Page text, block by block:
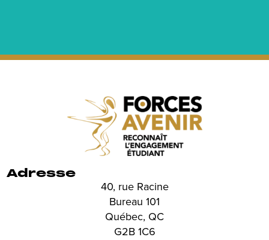
Adresse
40, rue Racine
Bureau 101
Québec, QC
G2B 1C6